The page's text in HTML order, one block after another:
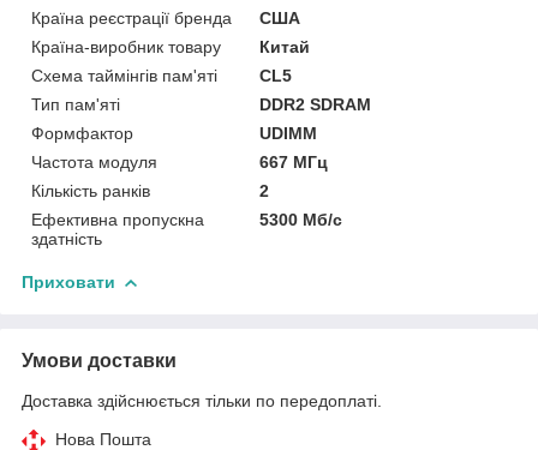
Країна реєстрації бренда
США
Країна-виробник товару
Китай
Схема таймінгів пам'яті
CL5
Тип пам'яті
DDR2 SDRAM
Формфактор
UDIMM
Частота модуля
667 МГц
Кількість ранків
2
Ефективна пропускна
здатність
5300 Мб/с
Приховати
Умови доставки
Доставка здійснюється тільки по передоплаті.
Нова Пошта